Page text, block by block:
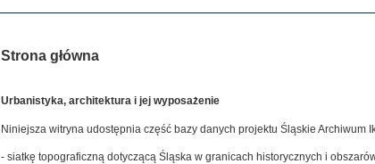
Strona główna
Urbanistyka, architektura i jej wyposażenie
Niniejsza witryna udostępnia część bazy danych projektu Śląskie Archiwum
- siatkę topograficzną dotyczącą Śląska w granicach historycznych i